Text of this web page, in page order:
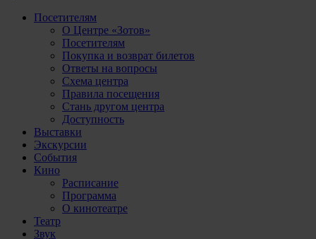
Посетителям
О Центре «Зотов»
Посетителям
Покупка и возврат билетов
Ответы на вопросы
Схема центра
Правила посещения
Стань другом центра
Доступность
Выставки
Экскурсии
События
Кино
Расписание
Программа
О кинотеатре
Театр
Звук